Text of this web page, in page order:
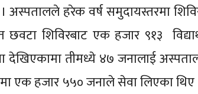
हरेक वर्ष समुदायस्तरमा
शिविरबाट एक हजार ९१३
देखिएकामा तीमध्ये ४७ जनालाई
एक हजार ५५० जनाले सेवा लिएका